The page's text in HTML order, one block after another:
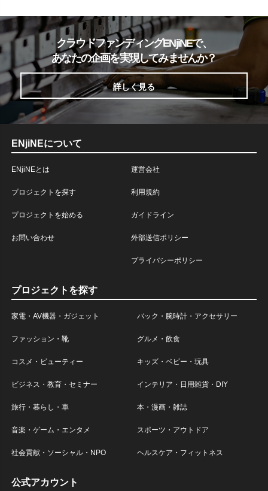
クラウドファンディングENjiNEで、
あなたの企画を実現してみませんか？
詳しく見る
ENjiNEについて
ENjiNEとは
プロジェクトを探す
プロジェクトを始める
お問い合わせ
運営会社
利用規約
ガイドライン
外部送信ポリシー
プライバシーポリシー
プロジェクトを探す
家電・AV機器・ガジェット バック・腕時計・アクセサリー
ファッション・靴 グルメ・飲食
コスメ・ビューティー キッズ・ベビー・玩具
ビジネス・教育・セミナー インテリア・日用雑貨・DIY
旅行・暮らし・車 本・漫画・雑誌
音楽・ゲーム・エンタメ スポーツ・アウトドア
社会貢献・ソーシャル・NPO ヘルスケア・フィットネス
公式アカウント